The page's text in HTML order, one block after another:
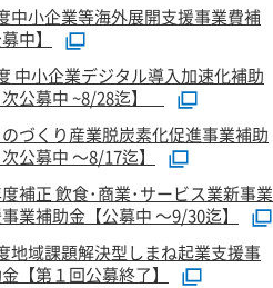
中小企業等海外展開支援事業費補
中】
中小企業デジタル導入加速化補助
公募中 ~8/28迄】
づくり産業脱炭素化促進事業補助
公募中 ～8/17迄】
補正 飲食･商業･サービス業新事業
業補助金【公募中 ～9/30迄】
地域課題解決型しまね起業支援事
【第１回公募終了】